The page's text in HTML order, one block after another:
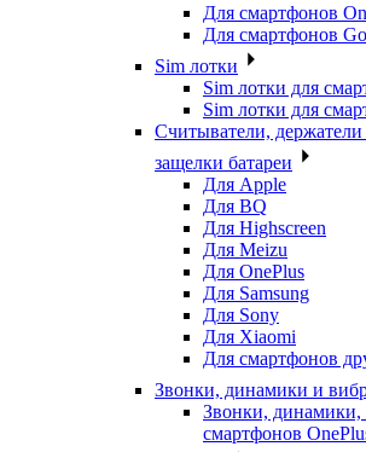
Для смартфонов
Для смартфонов
Sim лотки
Sim лотки для
Sim лотки для
Считыватели,
защелки батареи
Для Apple
Для BQ
Для Highscreen
Для Meizu
Для OnePlus
Для Samsung
Для Sony
Для Xiaomi
Для смартфонов
Звонки, динамики и
Звонки, динамики,
смартфонов